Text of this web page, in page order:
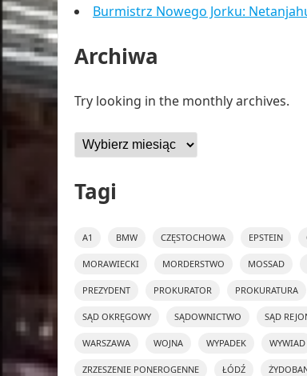
Burmistrz Nowego Jorku:
Archiwa
Try looking in the monthly archives.
Archiwa
Tagi
A1 BMW CZĘSTOCHOWA EPSTEIN
MORAWIECKI MORDERSTWO MOSSAD
PREZYDENT PROKURATOR PROKURATURA
SĄD OKRĘGOWY SĄDOWNICTWO SĄD
WARSZAWA WOJNA WYPADEK WYWIAD
ZRZESZENIE PONEROGENNE ŁÓDŹ